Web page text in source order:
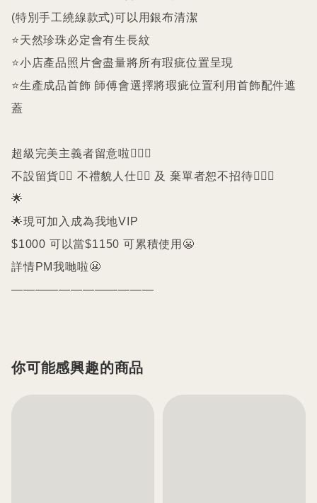
(特別手工繞線款式)可以用銀布清潔
⭐️天然珍珠必定會有生長紋
⭐️小店產品照片會盡量將所有瑕疵位置呈現
⭐️生產成品首飾 師傅會選擇將瑕疵位置利用首飾配件遮
蓋
超級完美主義者留意啦🙇🏻‍♀️
不設留貨🙅‍♀️ 不禮貌人仕🙅‍♀️ 及 棄單者恕不招待🙇🏻‍♀️
🌟
🌟現可加入成為我地VIP
$1000 可以當$1150 可累積使用😬
詳情PM我哋啦😬
————————————
你可能感興趣的商品